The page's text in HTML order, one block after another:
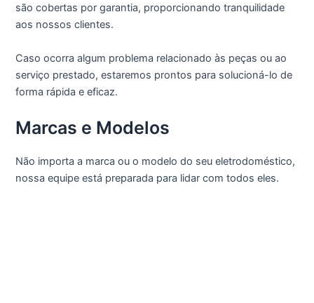
são cobertas por garantia, proporcionando tranquilidade
aos nossos clientes.
Caso ocorra algum problema relacionado às peças ou ao
serviço prestado, estaremos prontos para solucioná-lo de
forma rápida e eficaz.
Marcas e Modelos
Não importa a marca ou o modelo do seu eletrodoméstico,
nossa equipe está preparada para lidar com todos eles.